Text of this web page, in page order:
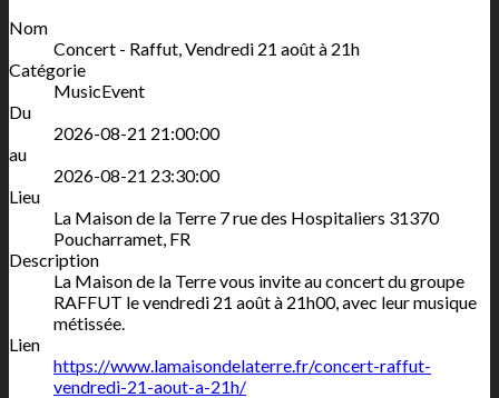
Nom
Concert - Raffut, Vendredi 21 août à 21h
Catégorie
MusicEvent
Du
2026-08-21 21:00:00
au
2026-08-21 23:30:00
Lieu
La Maison de la Terre 7 rue des Hospitaliers 31370
Poucharramet FR
Description
La Maison de la Terre vous invite au concert du groupe
RAFFUT le vendredi 21 août à 21h00, avec leur musique
métissée.
Lien
https://www.lamaisondelaterre.fr/concert-raffut-
vendredi-21-aout-a-21h/